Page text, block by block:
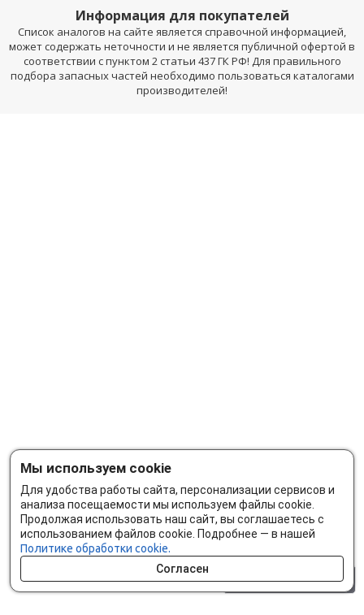
Информация для покупателей
Список аналогов на сайте является справочной информацией,
может содержать неточности и не является публичной офертой в
соответствии с пунктом 2 статьи 437 ГК РФ! Для правильного
подбора запасных частей необходимо пользоваться каталогами
производителей!
Мы используем cookie
Для удобства работы сайта, персонализации сервисов и
анализа посещаемости мы используем файлы cookie.
Продолжая использовать наш сайт, вы соглашаетесь с
использованием файлов cookie. Подробнее — в нашей
Политике обработки cookie.
Согласен